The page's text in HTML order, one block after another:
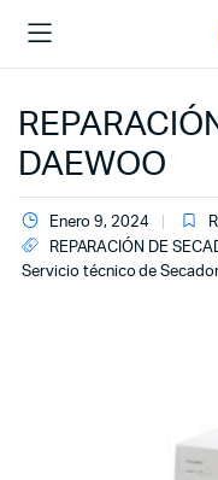
DAEWOO
Enero 9, 2024
REPARACIÓN DE
Servicio técnico de